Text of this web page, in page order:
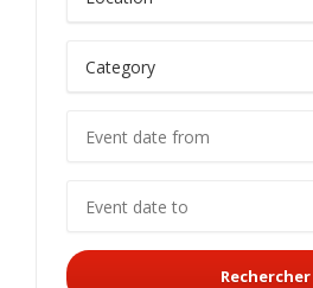
Rechercher